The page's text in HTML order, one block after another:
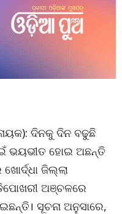
ଦିନକୁ ଦିନ ବଢୁଛି
ଭୟଭୀତ ହୋଇ ଅଛନ୍ତି
ଜିଲ୍ଲା
ଅଞ୍ଚଳରେ
ସୂଚନା ଅନୁସାରେ,